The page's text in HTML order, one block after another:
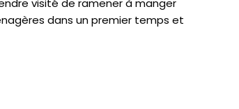
visité de ramener à manger
dans un premier temps et